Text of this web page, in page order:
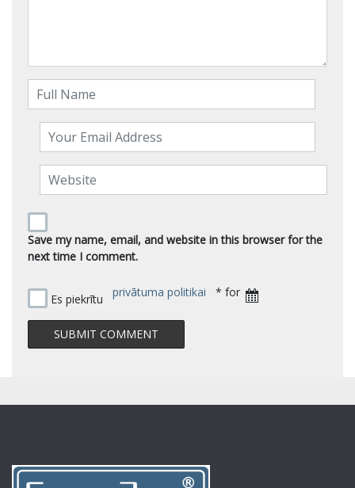
Save my name, email, and website in this browser for the
next time I comment.
Es piekrītu privātuma politikai * for